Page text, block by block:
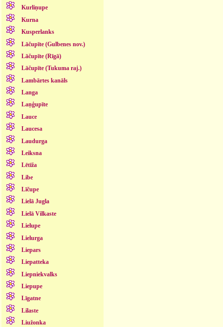
Kurliņupe
Kurna
Kusperlanks
Lāčupīte (Gulbenes nov.)
Lāčupīte (Rīgā)
Lāčupīte (Tukuma raj.)
Lambārtes kanāls
Langa
Laņģupīte
Lauce
Laucesa
Laudurga
Leiksna
Lētīža
Libe
Līčupe
Lielā Jugla
Lielā Vilkaste
Lielupe
Lielurga
Liepars
Liepatteka
Liepniekvalks
Liepupe
Līgatne
Lilaste
Liužonka